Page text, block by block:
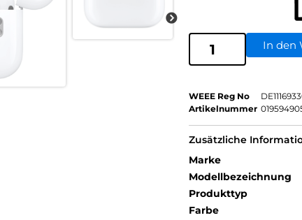
In den
WEEE Reg No
Artikelnummer
Zusätzliche
Marke
Modellbezeichnung
Produkttyp
Farbe